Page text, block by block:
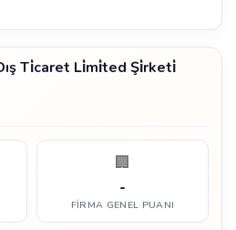
Ti̇caret Li̇mi̇ted Şi̇rketi̇
🏢
-
FIRMA GENEL PUANI